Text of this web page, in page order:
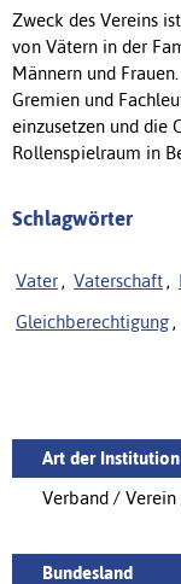
Zweck des Vereins
von Vätern in der
Männern und
Gremien und
einzusetzen und die
Rollenspielraum in
Schlagwörter
Vater , Vaterschaft ,
Gleichberechtigung ,
Art der Institution
Verband /
Bundesland